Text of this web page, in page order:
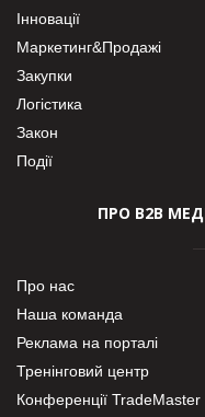
Інновації
Маркетинг&Продажі
Закупки
Логістика
Закон
Події
ПРО В2В
Про нас
Наша команда
Реклама на порталі
Тренінговий центр
Конференції TradeMaster